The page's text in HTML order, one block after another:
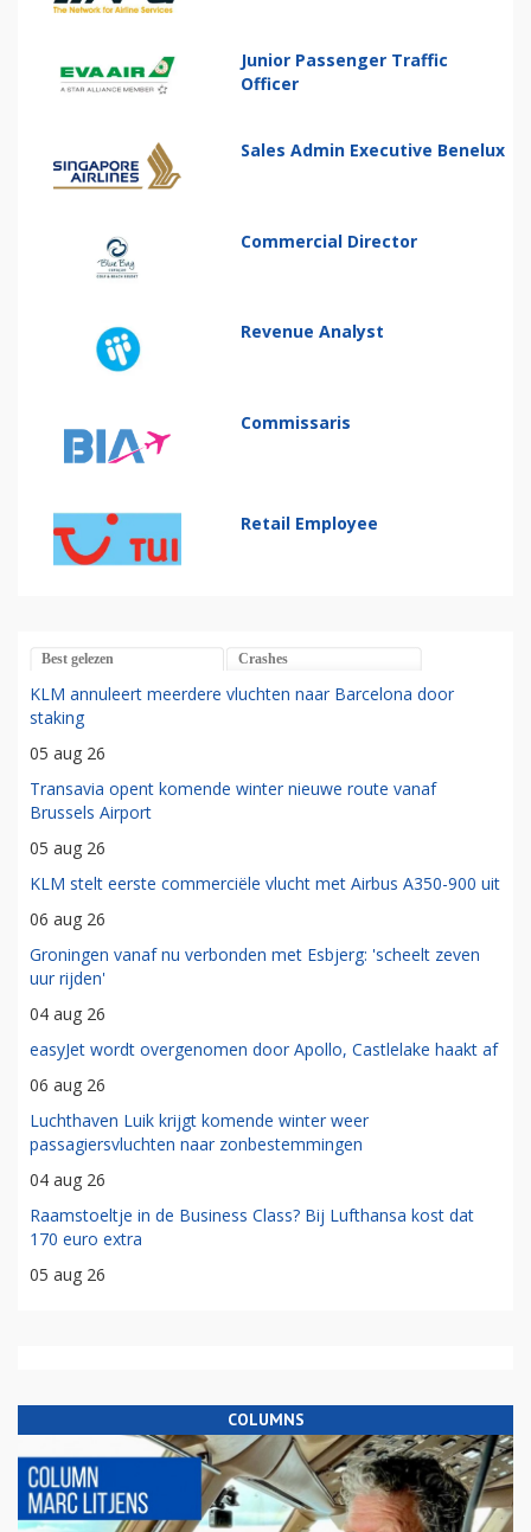
Junior Passenger Traffic
Officer
Sales Admin Executive Benelux
Commercial Director
Revenue Analyst
Commissaris
Retail Employee
Best gelezen Crashes
KLM annuleert meerdere vluchten naar Barcelona door
staking
05 aug 26
Transavia opent komende winter nieuwe route vanaf
Brussels Airport
05 aug 26
KLM stelt eerste commerciële vlucht met Airbus A350-900 uit
06 aug 26
Groningen vanaf nu verbonden met Esbjerg: 'scheelt zeven
uur rijden'
04 aug 26
easyJet wordt overgenomen door Apollo, Castlelake haakt af
06 aug 26
Luchthaven Luik krijgt komende winter weer
passagiersvluchten naar zonbestemmingen
04 aug 26
Raamstoeltje in de Business Class? Bij Lufthansa kost dat
170 euro extra
05 aug 26
COLUMNS